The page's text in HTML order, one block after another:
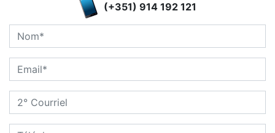
(+351) 914 192 121